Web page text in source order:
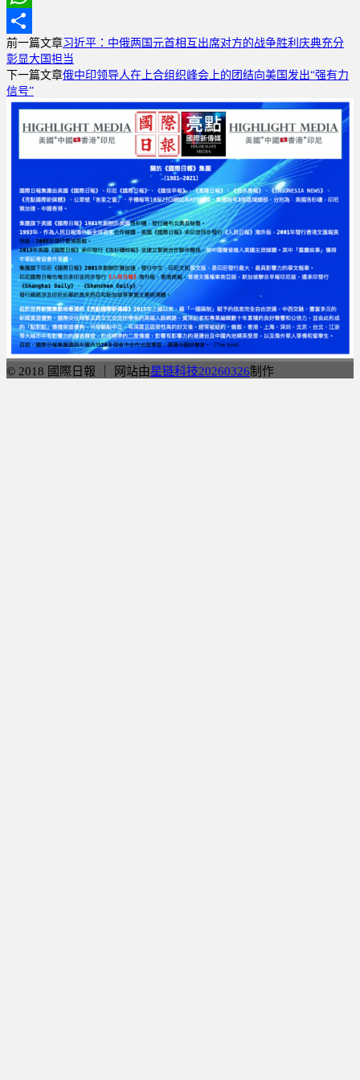
WhatsApp
分
享
前一篇文章习近平：中俄两国元首相互出席对方的战争胜利庆典充分
彰显大国担当
下一篇文章俄中印领导人在上合组织峰会上的团结向美国发出“强有力
信号”
© 2018 國際日報 ｜ 网站由星链科技20260326制作